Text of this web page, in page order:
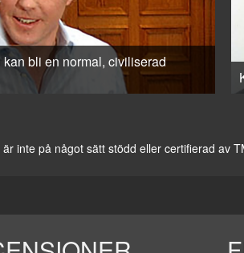
kan bli en normal, civiliserad
inte på något sätt stödd eller certifierad av